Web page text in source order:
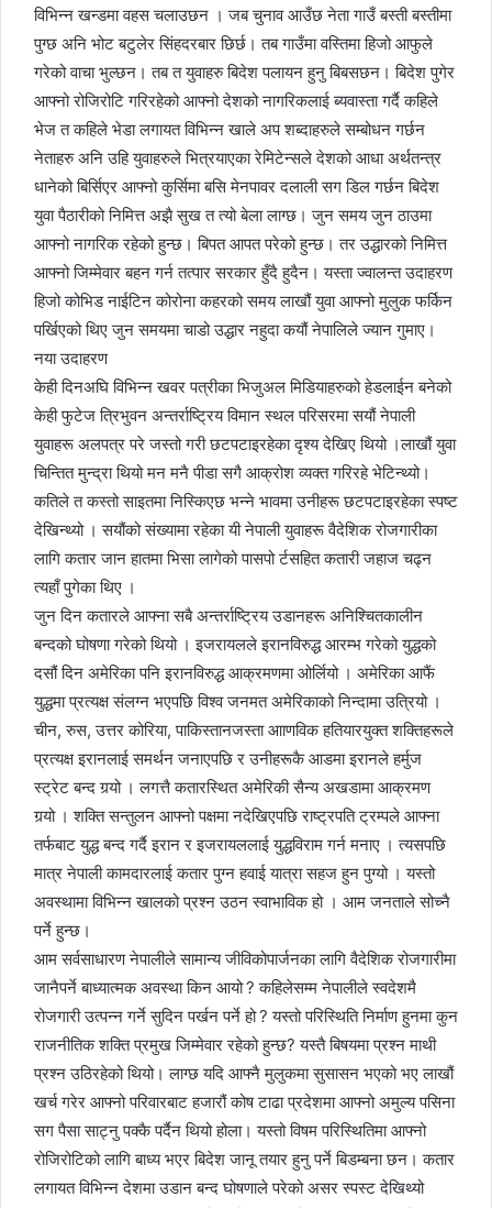
विभिन्न खन्डमा वहस चलाउछन । जब चुनाव आउँछ नेता गाउँ बस्ती बस्तीमा
पुग्छ अनि भोट बटुलेर सिंहदरबार छिर्छ। तब गाउँमा वस्तिमा हिजो आफुले
गरेको वाचा भुल्छन। तब त युवाहरु बिदेश पलायन हुनु बिबसछन। बिदेश पुगेर
आफ्नो रोजिरोटि गरिरहेको आफ्नो देशको नागरिकलाई ब्यवास्ता गर्दै कहिले
भेज त कहिले भेडा लगायत विभिन्न खाले अप शब्दाहरुले सम्बोधन गर्छन
नेताहरु अनि उहि युवाहरुले भित्रयाएका रेमिटेन्सले देशको आधा अर्थतन्त्र
धानेको बिर्सिएर आफ्नो कुर्सिमा बसि मेनपावर दलाली सग डिल गर्छन बिदेश
युवा पैठारीको निमित्त अझै सुख त त्यो बेला लाग्छ। जुन समय जुन ठाउमा
आफ्नो नागरिक रहेको हुन्छ। बिपत आपत परेको हुन्छ। तर उद्धारको निमित्त
आफ्नो जिम्मेवार बहन गर्न तत्पार सरकार हुँदै हुदैन। यस्ता ज्वालन्त उदाहरण
हिजो कोभिड नाईटिन कोरोना कहरको समय लाखौं युवा आफ्नो मुलुक फर्किन
पर्खिएको थिए जुन समयमा चाडो उद्धार नहुदा कयौं नेपालिले ज्यान गुमाए।
नया उदाहरण
केही दिनअघि विभिन्न खवर पत्रीका भिजुअल मिडियाहरुको हेडलाईन बनेको
केही फुटेज त्रिभुवन अन्तर्राष्ट्रिय विमान स्थल परिसरमा सयौं नेपाली
युवाहरू अलपत्र परे जस्तो गरी छटपटाइरहेका दृश्य देखिए थियो ।लाखौं युवा
चिन्तित मुन्द्रा थियो मन मनै पीडा सगै आक्रोश व्यक्त गरिरहे भेटिन्थ्यो।
कतिले त कस्तो साइतमा निस्किएछ भन्ने भावमा उनीहरू छटपटाइरहेका स्पष्ट
देखिन्थ्यो । सयौंको संख्यामा रहेका यी नेपाली युवाहरू वैदेशिक रोजगारीका
लागि कतार जान हातमा भिसा लागेको पासपो र्टसहित कतारी जहाज चढ्न
त्यहाँ पुगेका थिए ।
जुन दिन कतारले आफ्ना सबै अन्तर्राष्ट्रिय उडानहरू अनिश्चितकालीन
बन्दको घोषणा गरेको थियो । इजरायलले इरानविरुद्ध आरम्भ गरेको युद्धको
दसौं दिन अमेरिका पनि इरानविरुद्ध आक्रमणमा ओर्लियो । अमेरिका आफैं
युद्धमा प्रत्यक्ष संलग्न भएपछि विश्व जनमत अमेरिकाको निन्दामा उत्रियो ।
चीन, रुस, उत्तर कोरिया, पाकिस्तानजस्ता आाणविक हतियारयुक्त शक्तिहरूले
प्रत्यक्ष इरानलाई समर्थन जनाएपछि र उनीहरूकै आडमा इरानले हर्मुज
स्ट्रेट बन्द गर्‍यो । लगत्तै कतारस्थित अमेरिकी सैन्य अखडामा आक्रमण
गर्‍यो । शक्ति सन्तुलन आफ्नो पक्षमा नदेखिएपछि राष्ट्रपति ट्रम्पले आफ्ना
तर्फबाट युद्ध बन्द गर्दै इरान र इजरायललाई युद्धविराम गर्न मनाए । त्यसपछि
मात्र नेपाली कामदारलाई कतार पुग्न हवाई यात्रा सहज हुन पुग्यो । यस्तो
अवस्थामा विभिन्न खालको प्रश्न उठन स्वाभाविक हो । आम जनताले सोच्नै
पर्ने हुन्छ।
आम सर्वसाधारण नेपालीले सामान्य जीविकोपार्जनका लागि वैदेशिक रोजगारीमा
जानैपर्ने बाध्यात्मक अवस्था किन आयो ? कहिलेसम्म नेपालीले स्वदेशमै
रोजगारी उत्पन्न गर्ने सुदिन पर्खन पर्ने हो ? यस्तो परिस्थिति निर्माण हुनमा कुन
राजनीतिक शक्ति प्रमुख जिम्मेवार रहेको हुन्छ? यस्तै बिषयमा प्रश्न माथी
प्रश्न उठिरहेको थियो। लाग्छ यदि आफ्नै मुलुकमा सुसासन भएको भए लाखौं
खर्च गरेर आफ्नो परिवारबाट हजारौं कोष टाढा प्रदेशमा आफ्नो अमुल्य पसिना
सग पैसा साट्नु पक्कै पर्दैन थियो होला। यस्तो विषम परिस्थितिमा आफ्नो
रोजिरोटिको लागि बाध्य भएर बिदेश जानू तयार हुनु पर्ने बिडम्बना छन। कतार
लगायत विभिन्न देशमा उडान बन्द घोषणाले परेको असर स्पस्ट देखिथ्यो